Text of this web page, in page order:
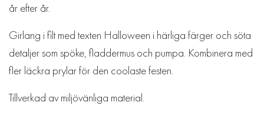
år efter år.
Girlang i filt med texten Halloween i härliga färger och söta
detaljer som spöke, fladdermus och pumpa. Kombinera med
fler läckra prylar för den coolaste festen.
Tillverkad av miljövänliga material.